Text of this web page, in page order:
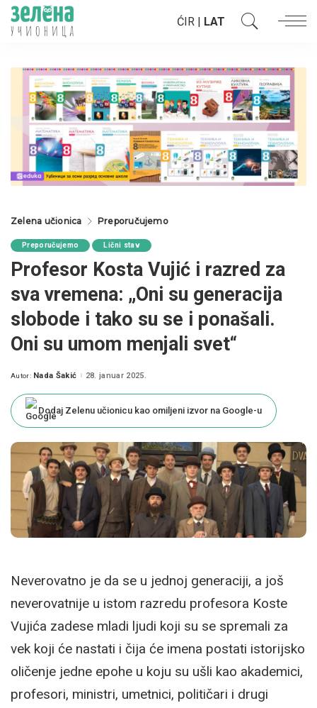
ĆIR | LAT
Zelena učionica Preporučujemo
Preporučujemo Lični stav
Profesor Kosta Vujić i razred za
sva vremena: „Oni su generacija
slobode i tako su se i ponašali.
Oni su umom menjali svet“
Posted
Autor: Nada Šakić 28. januar 2025.
Dodaj Zelenu učionicu kao omiljeni izvor na Google-u
Neverovatno je da se u jednoj generaciji, a još
neverovatnije u istom razredu profesora Koste
Vujića zadese mladi ljudi koji su se spremali za
vek koji će nastati i čija će imena postati istorijsko
oličenje jedne epohe u koju su ušli kao akademici,
profesori, ministri, umetnici, političari i drugi